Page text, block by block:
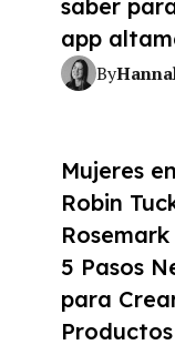
saber
app
By
Mujeres
Robin
5 Pasos
para
Productos